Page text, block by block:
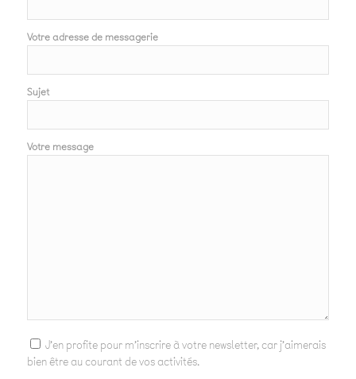
Votre adresse de messagerie
Sujet
Votre message
J'en profite pour m'inscrire à votre newsletter, car j'aimerais
bien être au courant de vos activités.